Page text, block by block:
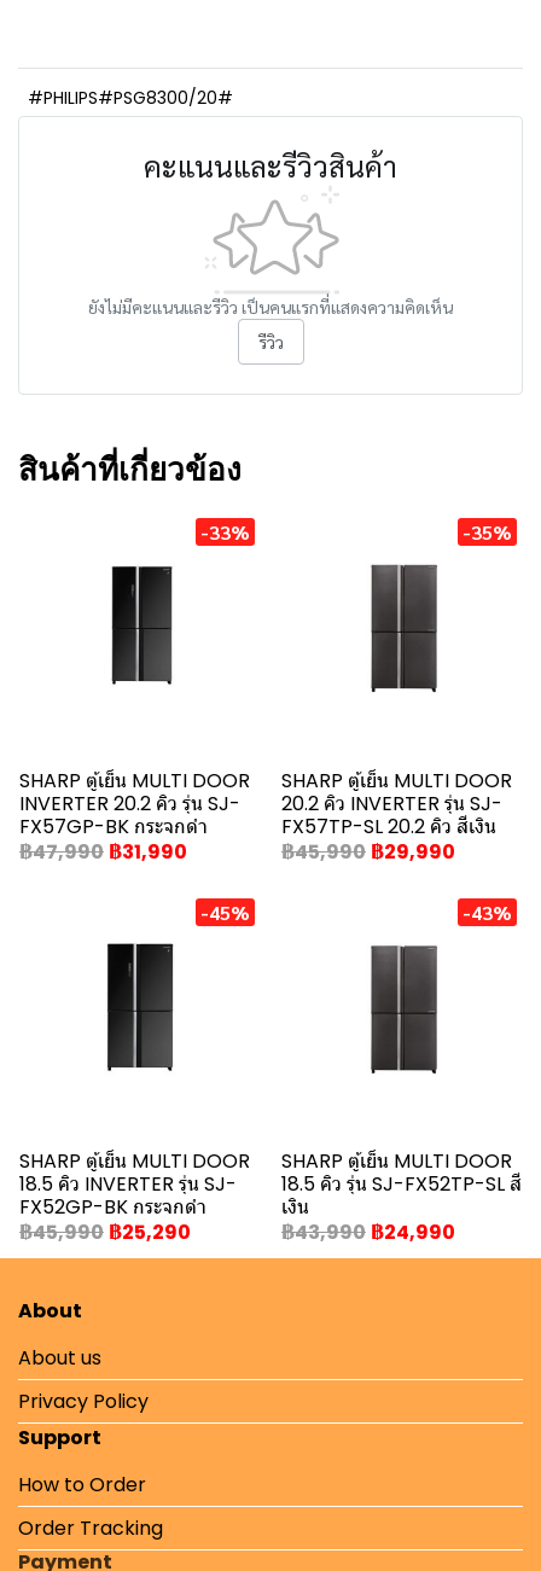
#PHILIPS#PSG8300/20#
คะแนนและรีวิวสินค้า
ยังไม่มีคะแนนและรีวิว เป็นคนแรกที่แสดงความคิดเห็น
รีวิว
สินค้าที่เกี่ยวข้อง
-33%
SHARP ตู้เย็น MULTI DOOR
INVERTER 20.2 คิว รุ่น SJ-
FX57GP-BK กระจกดำ
฿47,990 ฿31,990
-35%
SHARP ตู้เย็น MULTI DOOR
20.2 คิว INVERTER รุ่น SJ-
FX57TP-SL 20.2 คิว สีเงิน
฿45,990 ฿29,990
-45%
SHARP ตู้เย็น MULTI DOOR
18.5 คิว INVERTER รุ่น SJ-
FX52GP-BK กระจกดำ
฿45,990 ฿25,290
-43%
SHARP ตู้เย็น MULTI DOOR
18.5 คิว รุ่น SJ-FX52TP-SL สี
เงิน
฿43,990 ฿24,990
About
About us
Privacy Policy
Support
How to Order
Order Tracking
Payment